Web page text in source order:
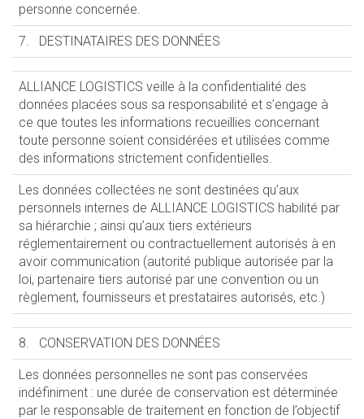
personne concernée.
7. DESTINATAIRES DES DONNÉES
ALLIANCE LOGISTICS veille à la confidentialité des
données placées sous sa responsabilité et s’engage à
ce que toutes les informations recueillies concernant
toute personne soient considérées et utilisées comme
des informations strictement confidentielles.
Les données collectées ne sont destinées qu’aux
personnels internes de ALLIANCE LOGISTICS habilité par
sa hiérarchie ; ainsi qu’aux tiers extérieurs
réglementairement ou contractuellement autorisés à en
avoir communication (autorité publique autorisée par la
loi, partenaire tiers autorisé par une convention ou un
règlement, fournisseurs et prestataires autorisés, etc.)
8. CONSERVATION DES DONNÉES
Les données personnelles ne sont pas conservées
indéfiniment : une durée de conservation est déterminée
par le responsable de traitement en fonction de l’objectif